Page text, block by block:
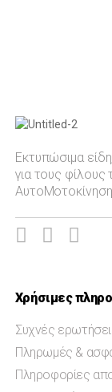
Mirage
Spitfire
AH-64
Βιβλία -
Εκτυπώσιμα
για τους φίλους
Χρήσιμες
Συχνές
Πληρωμές &
Πληροφορίες